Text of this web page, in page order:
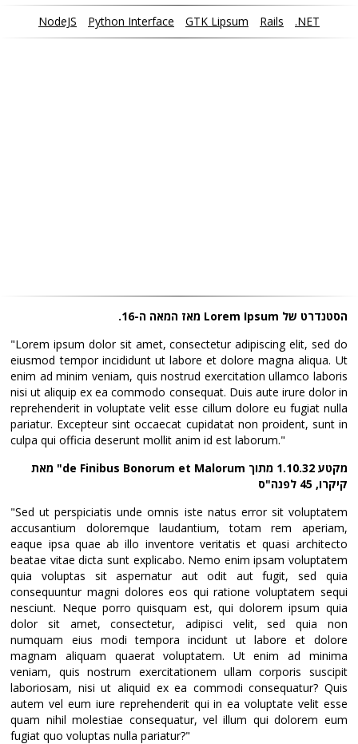
NodeJS Python Interface GTK Lipsum Rails .NET
הסטנדרט של Lorem Ipsum מאז המאה ה-16.
"Lorem ipsum dolor sit amet, consectetur adipiscing elit, sed do
eiusmod tempor incididunt ut labore et dolore magna aliqua. Ut
enim ad minim veniam, quis nostrud exercitation ullamco laboris
nisi ut aliquip ex ea commodo consequat. Duis aute irure dolor in
reprehenderit in voluptate velit esse cillum dolore eu fugiat nulla
pariatur. Excepteur sint occaecat cupidatat non proident, sunt in
culpa qui officia deserunt mollit anim id est laborum."
מקטע 1.10.32 מתוך de Finibus Bonorum et Malorum" מאת
קיקרו, 45 לפנה"ס
"Sed ut perspiciatis unde omnis iste natus error sit voluptatem
accusantium doloremque laudantium, totam rem aperiam,
eaque ipsa quae ab illo inventore veritatis et quasi architecto
beatae vitae dicta sunt explicabo. Nemo enim ipsam voluptatem
quia voluptas sit aspernatur aut odit aut fugit, sed quia
consequuntur magni dolores eos qui ratione voluptatem sequi
nesciunt. Neque porro quisquam est, qui dolorem ipsum quia
dolor sit amet, consectetur, adipisci velit, sed quia non
numquam eius modi tempora incidunt ut labore et dolore
magnam aliquam quaerat voluptatem. Ut enim ad minima
veniam, quis nostrum exercitationem ullam corporis suscipit
laboriosam, nisi ut aliquid ex ea commodi consequatur? Quis
autem vel eum iure reprehenderit qui in ea voluptate velit esse
quam nihil molestiae consequatur, vel illum qui dolorem eum
fugiat quo voluptas nulla pariatur?"